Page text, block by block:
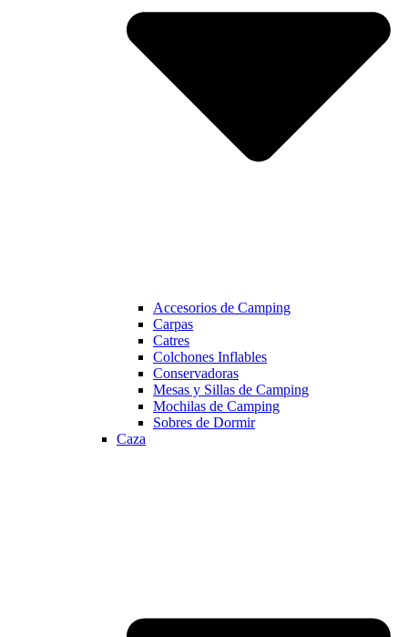
Accesorios de Camping
Carpas
Catres
Colchones Inflables
Conservadoras
Mesas y Sillas de Camping
Mochilas de Camping
Sobres de Dormir
Caza